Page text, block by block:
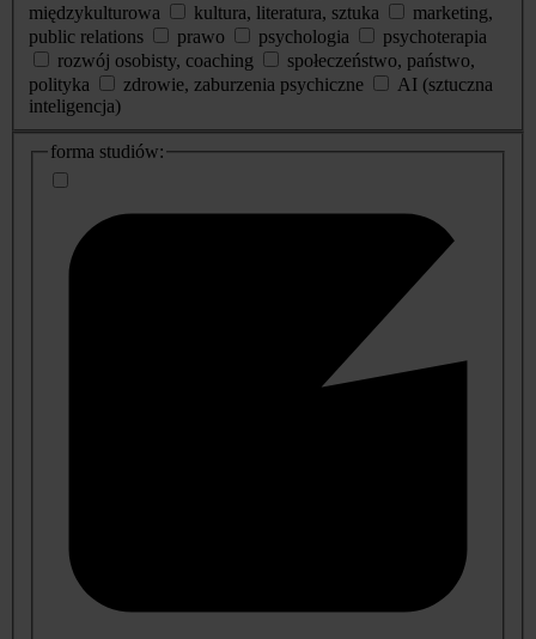
międzykulturowa
kultura, literatura, sztuka
marketing,
public relations
prawo psychologia
psychoterapia
rozwój osobisty, coaching
społeczeństwo, państwo,
polityka
zdrowie, zaburzenia psychiczne
AI (sztuczna
inteligencja)
dodatkowe
informacje
forma studiów: